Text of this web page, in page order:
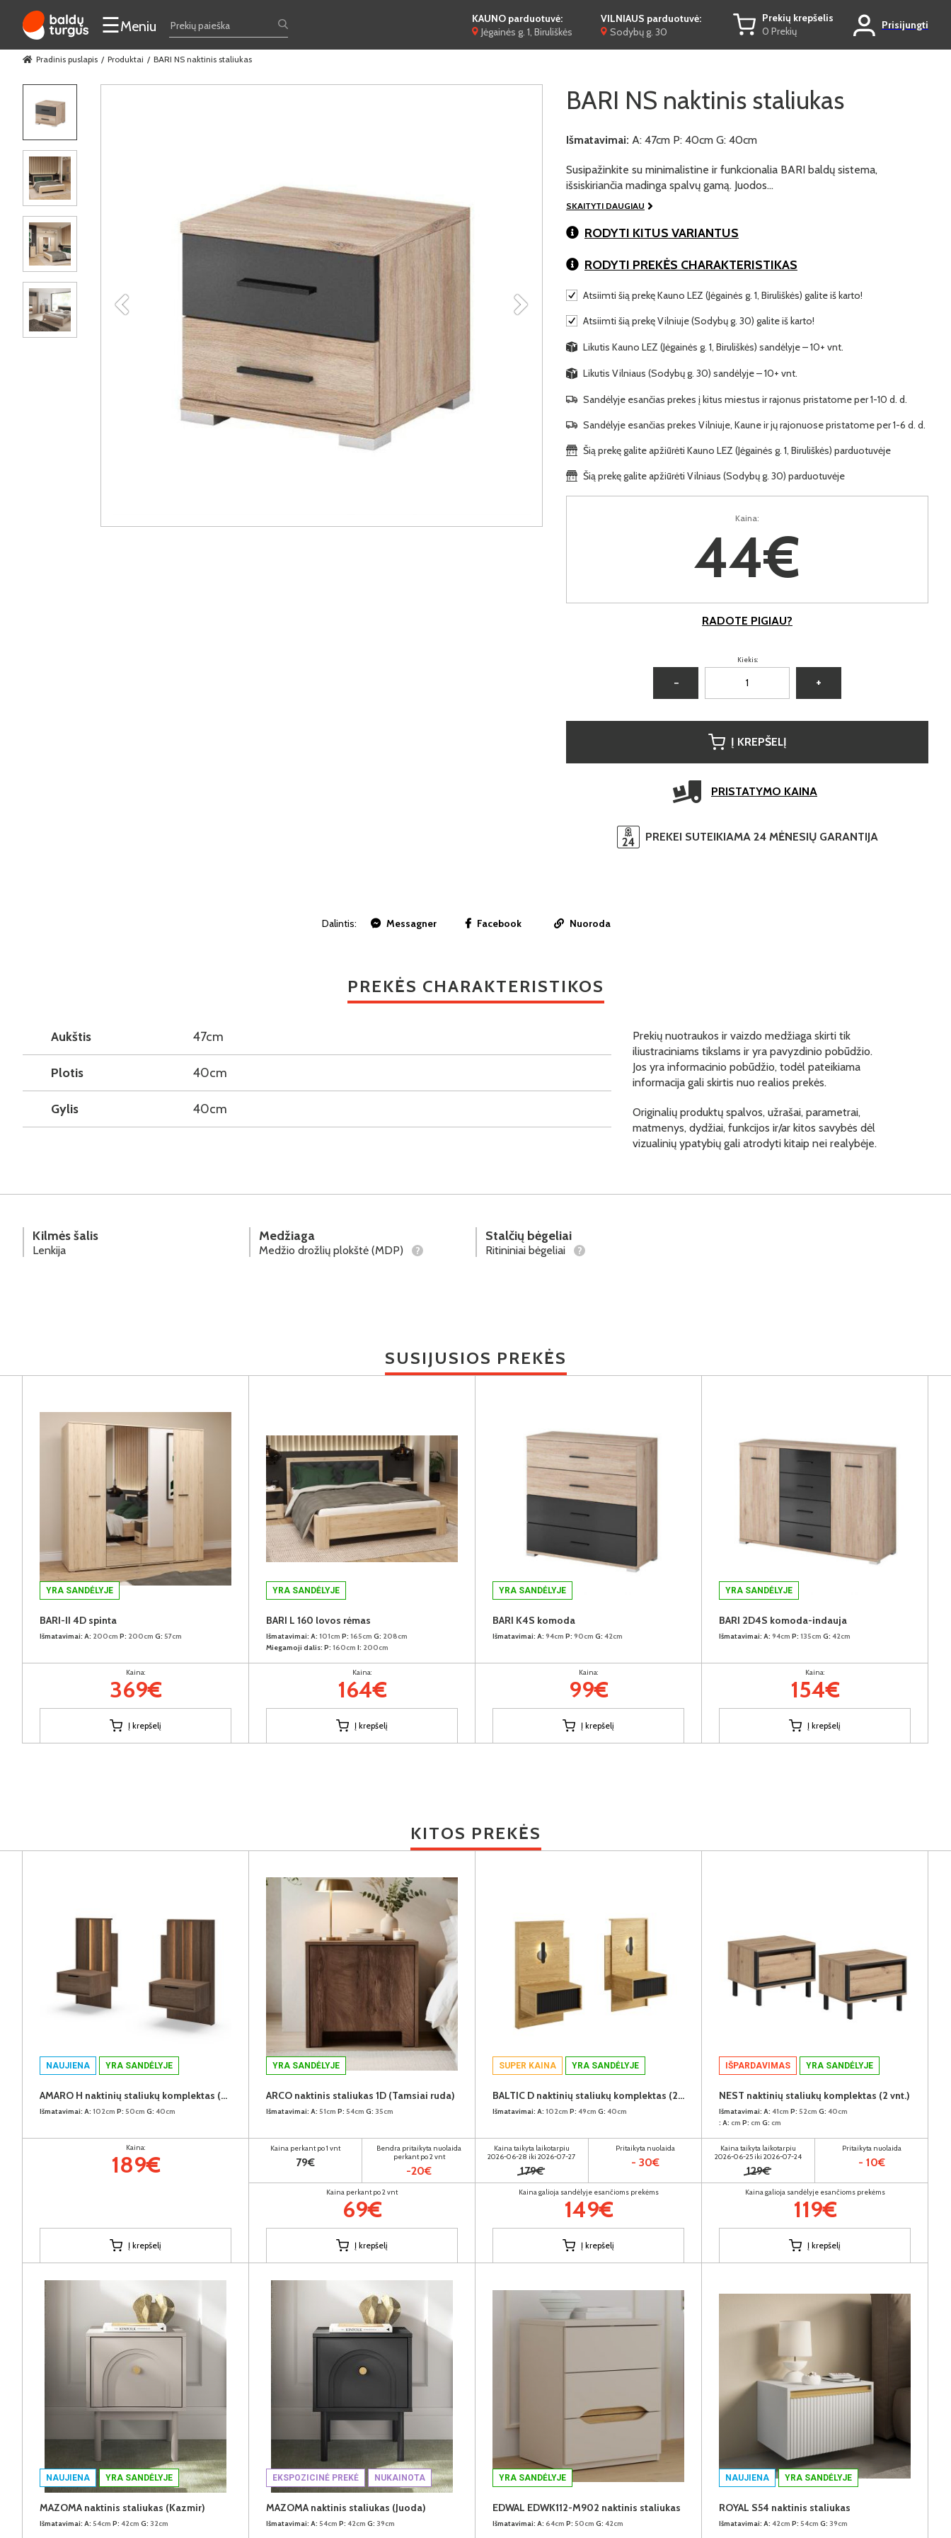
☰Meniu
KAUNO parduotuvė:
Jėgainės g. 1, Biruliškės
VILNIAUS parduotuvė:
Sodybų g. 30
Prekių krepšelis
0 Prekių
Prisijungti
Pradinis puslapis Produktai BARI NS naktinis staliukas
BARI NS naktinis staliukas
Išmatavimai: A: 47cm P: 40cm G: 40cm
Susipažinkite su minimalistine ir funkcionalia BARI baldų sistema,
išsiskiriančia madinga spalvų gamą. Juodos…
SKAITYTI DAUGIAU
RODYTI KITUS VARIANTUS
RODYTI PREKĖS CHARAKTERISTIKAS
Atsiimti šią prekę Kauno LEZ (Jėgainės g. 1, Biruliškės) galite iš karto!
Atsiimti šią prekę Vilniuje (Sodybų g. 30) galite iš karto!
Likutis Kauno LEZ (Jėgainės g. 1, Biruliškės) sandėlyje – 10+ vnt.
Likutis Vilniaus (Sodybų g. 30) sandėlyje – 10+ vnt.
Sandėlyje esančias prekes į kitus miestus ir rajonus pristatome per 1-10 d. d.
Sandėlyje esančias prekes Vilniuje, Kaune ir jų rajonuose pristatome per 1-6 d. d.
Šią prekę galite apžiūrėti Kauno LEZ (Jėgainės g. 1, Biruliškės) parduotuvėje
Šią prekę galite apžiūrėti Vilniaus (Sodybų g. 30) parduotuvėje
Kaina:
44€
RADOTE PIGIAU?
Kiekis:
− +
Į KREPŠELĮ
PRISTATYMO KAINA
PREKEI SUTEIKIAMA 24 MĖNESIŲ GARANTIJA
Dalintis: Messagner Facebook Nuoroda
PREKĖS CHARAKTERISTIKOS
Aukštis 47cm
Plotis 40cm
Gylis 40cm
Prekių nuotraukos ir vaizdo medžiaga skirti tik
iliustraciniams tikslams ir yra pavyzdinio pobūdžio.
Jos yra informacinio pobūdžio, todėl pateikiama
informacija gali skirtis nuo realios prekės.
Originalių produktų spalvos, užrašai, parametrai,
matmenys, dydžiai, funkcijos ir/ar kitos savybės dėl
vizualinių ypatybių gali atrodyti kitaip nei realybėje.
Kilmės šalis
Lenkija
Medžiaga
Medžio drožlių plokštė (MDP) ?
Stalčių bėgeliai
Ritininiai bėgeliai ?
SUSIJUSIOS PREKĖS
YRA SANDĖLYJE
BARI-II 4D spinta
Išmatavimai: A: 200cm P: 200cm G: 57cm
Kaina:
369€
Į krepšelį
YRA SANDĖLYJE
BARI L 160 lovos rėmas
Išmatavimai: A: 101cm P: 165cm G: 208cm
Miegamoji dalis: P: 160cm I: 200cm
Kaina:
164€
Į krepšelį
YRA SANDĖLYJE
BARI K4S komoda
Išmatavimai: A: 94cm P: 90cm G: 42cm
Kaina:
99€
Į krepšelį
YRA SANDĖLYJE
BARI 2D4S komoda-indauja
Išmatavimai: A: 94cm P: 135cm G: 42cm
Kaina:
154€
Į krepšelį
KITOS PREKĖS
NAUJIENA YRA SANDĖLYJE
AMARO H naktinių staliukų komplektas (2 vnt.)
Išmatavimai: A: 102cm P: 50cm G: 40cm
Kaina:
189€
Į krepšelį
YRA SANDĖLYJE
ARCO naktinis staliukas 1D (Tamsiai ruda)
Išmatavimai: A: 51cm P: 54cm G: 35cm
Kaina perkant po 1 vnt
79€
Bendra pritaikyta nuolaida
perkant po 2 vnt
-20€
Kaina perkant po 2 vnt
69€
Į krepšelį
SUPER KAINA YRA SANDĖLYJE
BALTIC D naktinių staliukų komplektas (2vnt.)
Išmatavimai: A: 102cm P: 49cm G: 40cm
Kaina taikyta laikotarpiu
2026-06-28 iki 2026-07-27
179€
Pritaikyta nuolaida
- 30€
Kaina galioja sandėlyje esančioms prekėms
149€
Į krepšelį
IŠPARDAVIMAS YRA SANDĖLYJE
NEST naktinių staliukų komplektas (2 vnt.)
Išmatavimai: A: 41cm P: 52cm G: 40cm
: A: cm P: cm G: cm
Kaina taikyta laikotarpiu
2026-06-25 iki 2026-07-24
129€
Pritaikyta nuolaida
- 10€
Kaina galioja sandėlyje esančioms prekėms
119€
Į krepšelį
NAUJIENA YRA SANDĖLYJE
MAZOMA naktinis staliukas (Kazmir)
Išmatavimai: A: 54cm P: 42cm G: 32cm
EKSPOZICINĖ PREKĖ NUKAINOTA
MAZOMA naktinis staliukas (Juoda)
Išmatavimai: A: 54cm P: 42cm G: 39cm
YRA SANDĖLYJE
EDWAL EDWK112-M902 naktinis staliukas
Išmatavimai: A: 64cm P: 50cm G: 42cm
NAUJIENA YRA SANDĖLYJE
ROYAL S54 naktinis staliukas
Išmatavimai: A: 42cm P: 54cm G: 39cm